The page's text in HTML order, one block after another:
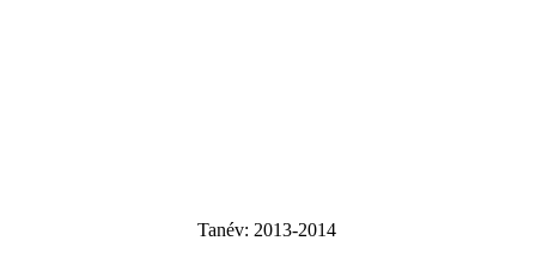
Tanév: 2013-2014